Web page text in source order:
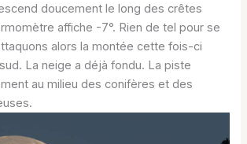
doucement le long des crêtes
affiche -7°. Rien de tel pour se
alors la montée cette fois-ci
La neige a déjà fondu. La piste
au milieu des conifères et des